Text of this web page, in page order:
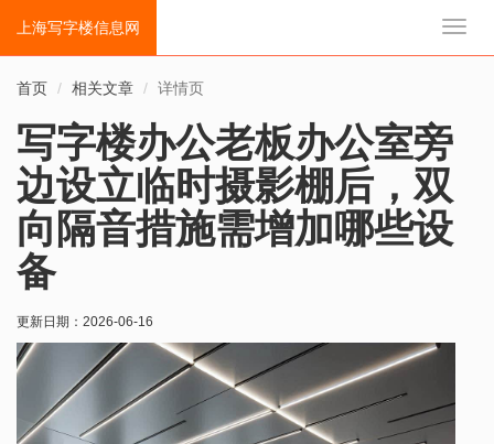
切
上海写字楼信息网
首页 相关文章 详情页
写字楼办公老板办公室旁
边设立临时摄影棚后，双
向隔音措施需增加哪些设
备
更新日期： 2026-06-16